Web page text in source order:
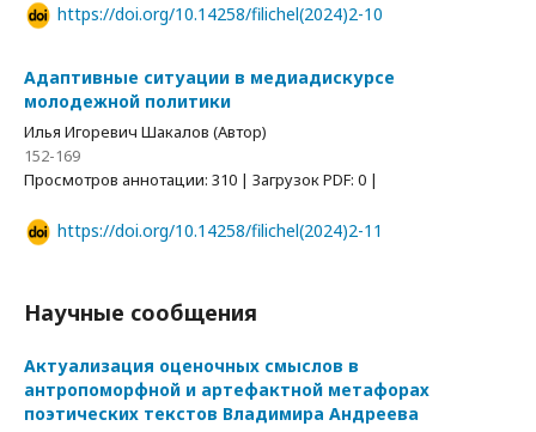
https://doi.org/10.14258/filichel(2024)2-10
Адаптивные ситуации в медиадискурсе
молодежной политики
Илья Игоревич Шакалов (Автор)
152-169
Просмотров аннотации: 310 | Загрузок PDF: 0 |
https://doi.org/10.14258/filichel(2024)2-11
Научные сообщения
Актуализация оценочных смыслов в
антропоморфной и артефактной метафорах
поэтических текстов Владимира Андреева